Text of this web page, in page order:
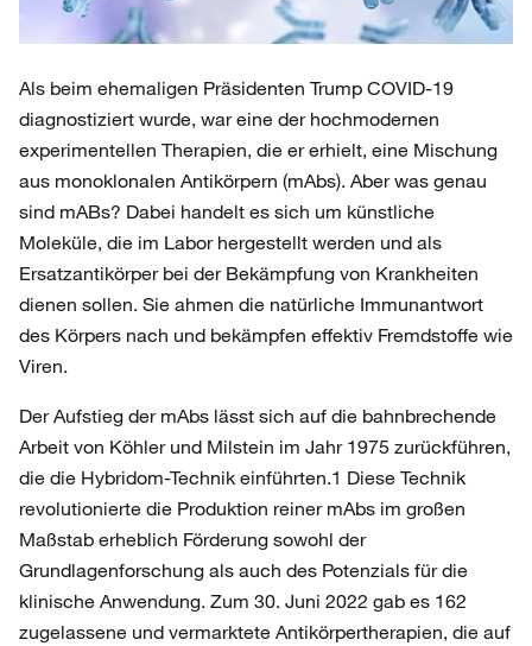
Als beim ehemaligen Präsidenten Trump COVID-19
diagnostiziert wurde, war eine der hochmodernen
experimentellen Therapien, die er erhielt, eine Mischung
aus monoklonalen Antikörpern (mAbs). Aber was genau
sind mABs? Dabei handelt es sich um künstliche
Moleküle, die im Labor hergestellt werden und als
Ersatzantikörper bei der Bekämpfung von Krankheiten
dienen sollen. Sie ahmen die natürliche Immunantwort
des Körpers nach und bekämpfen effektiv Fremdstoffe wie
Viren.
Der Aufstieg der mAbs lässt sich auf die bahnbrechende
Arbeit von Köhler und Milstein im Jahr 1975 zurückführen,
die die Hybridom-Technik einführten.1 Diese Technik
revolutionierte die Produktion reiner mAbs im großen
Maßstab erheblich Förderung sowohl der
Grundlagenforschung als auch des Potenzials für die
klinische Anwendung. Zum 30. Juni 2022 gab es 162
zugelassene und vermarktete Antikörpertherapien, die auf